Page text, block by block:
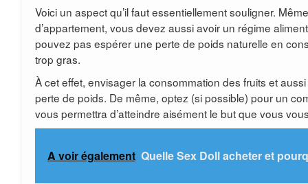
Voici un aspect qu’il faut essentiellement souligner.
d’appartement, vous devez aussi avoir un régime
pouvez pas espérer une perte de poids naturelle en
trop gras.
À cet effet, envisager la consommation des fruits et
perte de poids. De même, optez (si possible) pour un
vous permettra d’atteindre aisément le but que vous
A voir également Quelle Sex Doll acheter et